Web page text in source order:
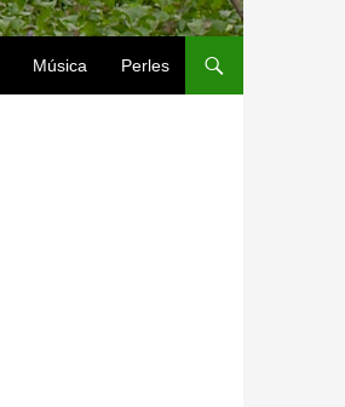
Música Perles